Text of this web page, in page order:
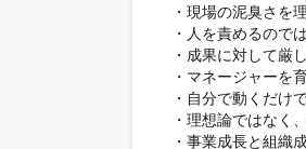
・現場の泥臭さを
・人を責めるので
・成果に対して厳
・マネージャーを
・自分で動くだけ
・理想論ではなく
・事業成長と組織